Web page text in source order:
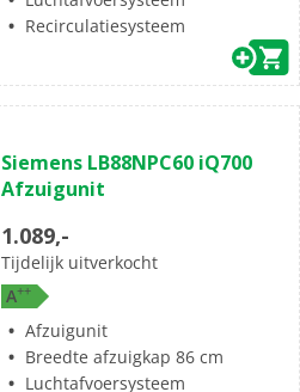
Recirculatiesysteem
Siemens LB88NPC60 iQ700
Afzuigunit
1.089,-
Tijdelijk uitverkocht
A++
Afzuigunit
Breedte afzuigkap 86 cm
Luchtafvoersysteem